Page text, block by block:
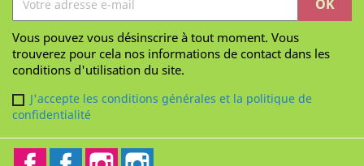
Vous pouvez vous désinscrire à tout moment. Vous
trouverez pour cela nos informations de contact dans les
conditions d'utilisation du site.
J'accepte les conditions générales et la politique de
confidentialité
FacebookFacebook2Instagram